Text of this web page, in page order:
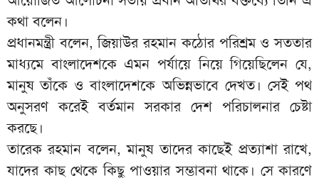
কথা বলেন।
প্রধানমন্ত্রী বলেন, জিয়াউর রহমান কঠোর পরিশ্রম ও সততার
মাধ্যমে বাংলাদেশকে এমন পর্যায়ে নিয়ে গিয়েছিলেন যে,
মানুষ তাঁকে ও বাংলাদেশকে অভিন্নভাবে দেখত। সেই পথ
অনুসরণ করেই বর্তমান সরকার দেশ পরিচালনার চেষ্টা
করছে।
তারেক রহমান বলেন, মানুষ তাদের কাছেই প্রত্যাশা রাখে,
যাদের কাছ থেকে কিছু পাওয়ার সম্ভাবনা থাকে। সে কারণে